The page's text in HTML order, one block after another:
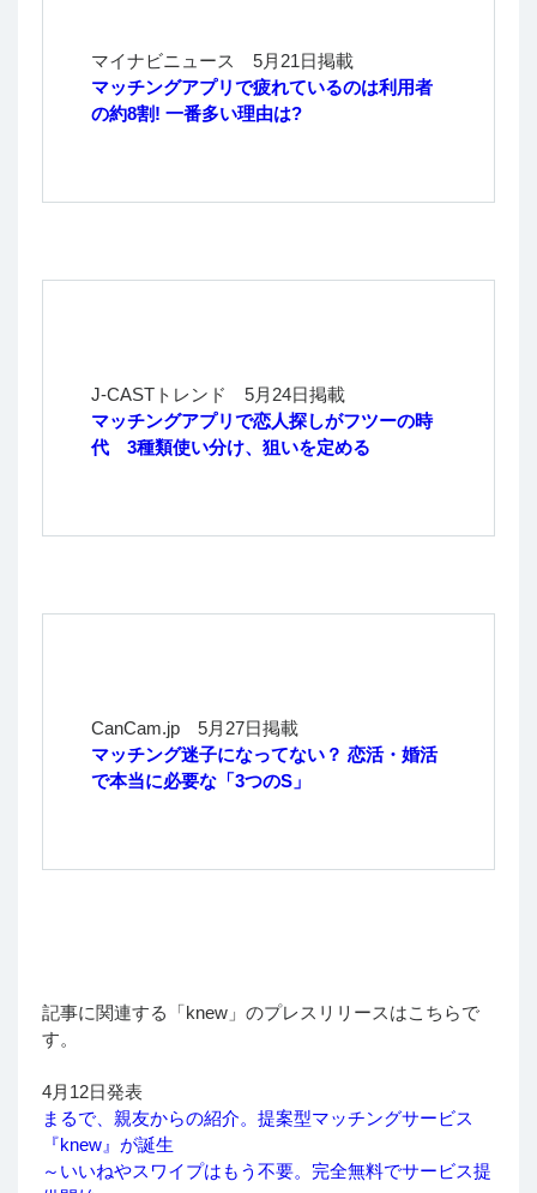
マイナビニュース 5月21日掲載
マッチングアプリで疲れているのは利用者
の約8割! 一番多い理由は?
J-CASTトレンド 5月24日掲載
マッチングアプリで恋人探しがフツーの時
代 3種類使い分け、狙いを定める
CanCam.jp 5月27日掲載
マッチング迷子になってない？ 恋活・婚活
で本当に必要な「3つのS」
記事に関連する「knew」のプレスリリースはこちらで
す。
4月12日発表
まるで、親友からの紹介。提案型マッチングサービス
『knew』が誕生
～いいねやスワイプはもう不要。完全無料でサービス提